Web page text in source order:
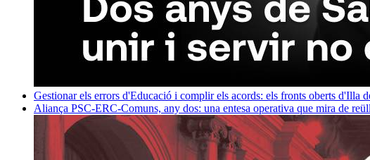
Gestionar els errors d'Educació i complir els acords: els fronts oberts d'Illa
Aliança PSC-ERC-Comuns, any dos: una entesa operativa que mira de